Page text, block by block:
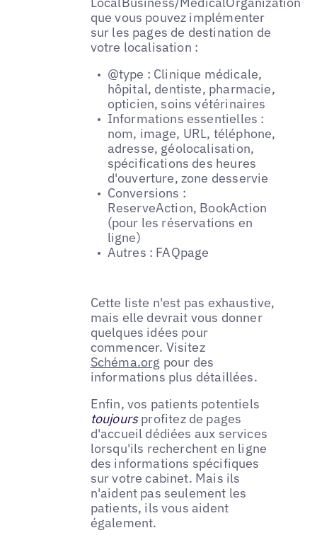
que vous pouvez implémenter
sur les pages de destination de
votre localisation :
@type : Clinique médicale,
hôpital, dentiste, pharmacie,
opticien, soins vétérinaires
Informations essentielles :
nom, image, URL, téléphone,
adresse, géolocalisation,
spécifications des heures
d'ouverture, zone desservie
Conversions :
ReserveAction, BookAction
(pour les réservations en
ligne)
Autres : FAQpage
Cette liste n'est pas exhaustive,
mais elle devrait vous donner
quelques idées pour
commencer. Visitez
Schéma.org pour des
informations plus détaillées.
Enfin, vos patients potentiels
toujoursprofitez de pages
d'accueil dédiées aux services
lorsqu'ils recherchent en ligne
des informations spécifiques
sur votre cabinet. Mais ils
n'aident pas seulement les
patients, ils vous aident
également.